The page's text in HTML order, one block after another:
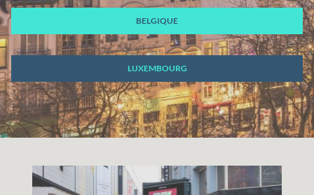
BELGIQUE
LUXEMBOURG